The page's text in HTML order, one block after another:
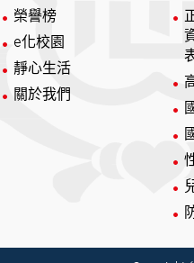
榮譽榜
e化校園
靜心生活
關於我們